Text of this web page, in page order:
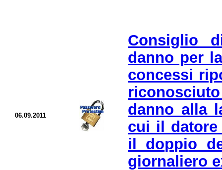
06.09.2011
Consiglio
danno per
concessi
danno alla
cui il
il doppio
giornaliero